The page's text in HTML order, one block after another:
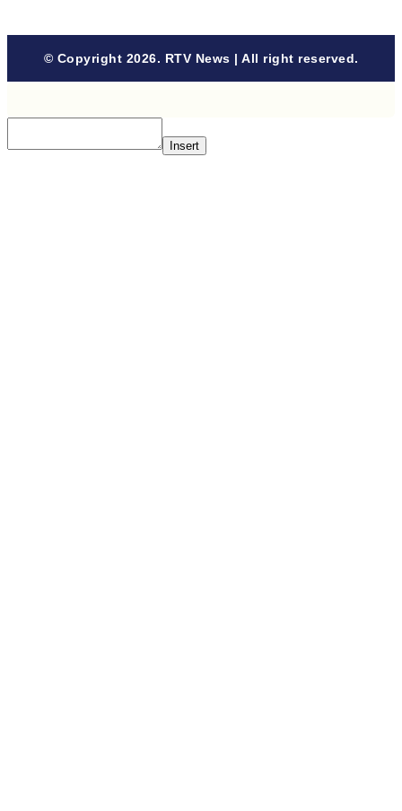
© Copyright 2026. RTV News | All right reserved.
Insert